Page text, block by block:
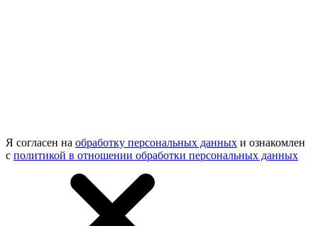
Я согласен на обработку персональных данных и ознакомлен
с политикой в отношении обработки персональных данных